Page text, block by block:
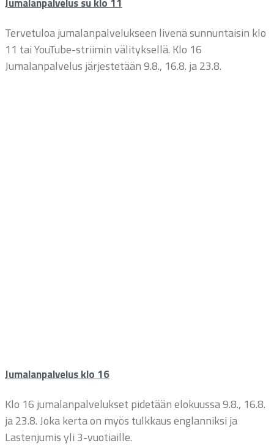
Tervetuloa jumalanpalvelukseen livenä sunnuntaisin klo
11 tai YouTube-striimin välityksellä. Klo 16
Jumalanpalvelus järjestetään 9.8., 16.8. ja 23.8.
Jumalanpalvelus klo 16
Klo 16 jumalanpalvelukset pidetään elokuussa 9.8., 16.8.
ja 23.8. Joka kerta on myös tulkkaus englanniksi ja
Lastenjumis yli 3-vuotiaille.